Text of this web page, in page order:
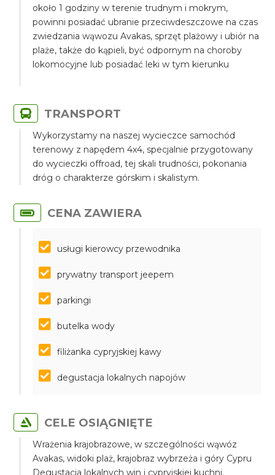
około 1 godziny w terenie trudnym i mokrym,
powinni posiadać ubranie przeciwdeszczowe na czas
zwiedzania wąwozu Avakas, sprzęt plażowy i ubiór na
plaże, także do kąpieli, być odpornym na choroby
lokomocyjne lub posiadać leki w tym kierunku
TRANSPORT
Wykorzystamy na naszej wycieczce samochód
terenowy z napędem 4x4, specjalnie przygotowany
do wycieczki offroad, tej skali trudności, pokonania
dróg o charakterze górskim i skalistym.
CENA ZAWIERA
usługi kierowcy przewodnika
prywatny transport jeepem
parkingi
butelka wody
filiżanka cypryjskiej kawy
degustacja lokalnych napojów
CELE OSIĄGNIĘTE
Wrażenia krajobrazowe, w szczególności wąwóz
Avakas, widoki plaż, krajobraz wybrzeża i góry Cypru
Degustacja lokalnych win i cypryjskiej kuchni.